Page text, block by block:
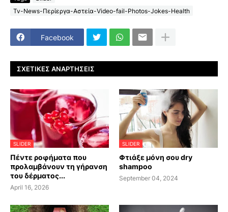
Tv-News-Περίεργα-Αστεία-Video-fail-Photos-Jokes-Health
Facebook
ΣΧΕΤΙΚΈΣ ΑΝΑΡΤΉΣΕΙΣ
SLIDER
Πέντε ροφήματα που
προλαμβάνουν τη γήρανση
του δέρματος...
April 16, 2026
SLIDER
Φτιάξε μόνη σου dry
shampoo
September 04, 2024